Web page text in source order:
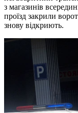
з магазинів
проїзд закрили
знову відкриють.